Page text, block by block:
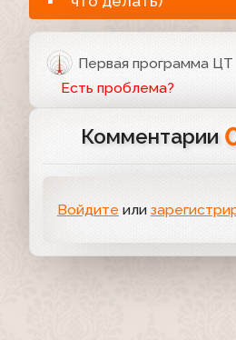
Первая программа ЦТ
Есть проблема?
Комментарии
Войдите или